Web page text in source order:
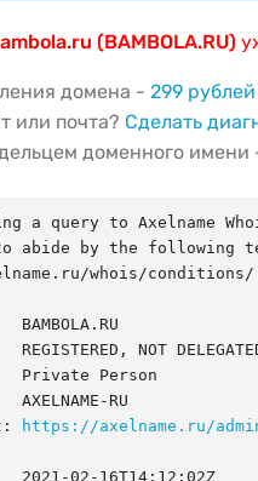
(BAMBOLA.RU)
домена - 299 рублей
или почта? Сделать
доменного имени
a query to Axelname
abide by the following
whois/conditions/
NOT
Person
RU
https://axelname.ru/
02-16T14:12:02Z